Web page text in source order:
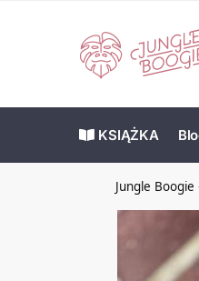
KSIĄŻKA
Jungle Boogie